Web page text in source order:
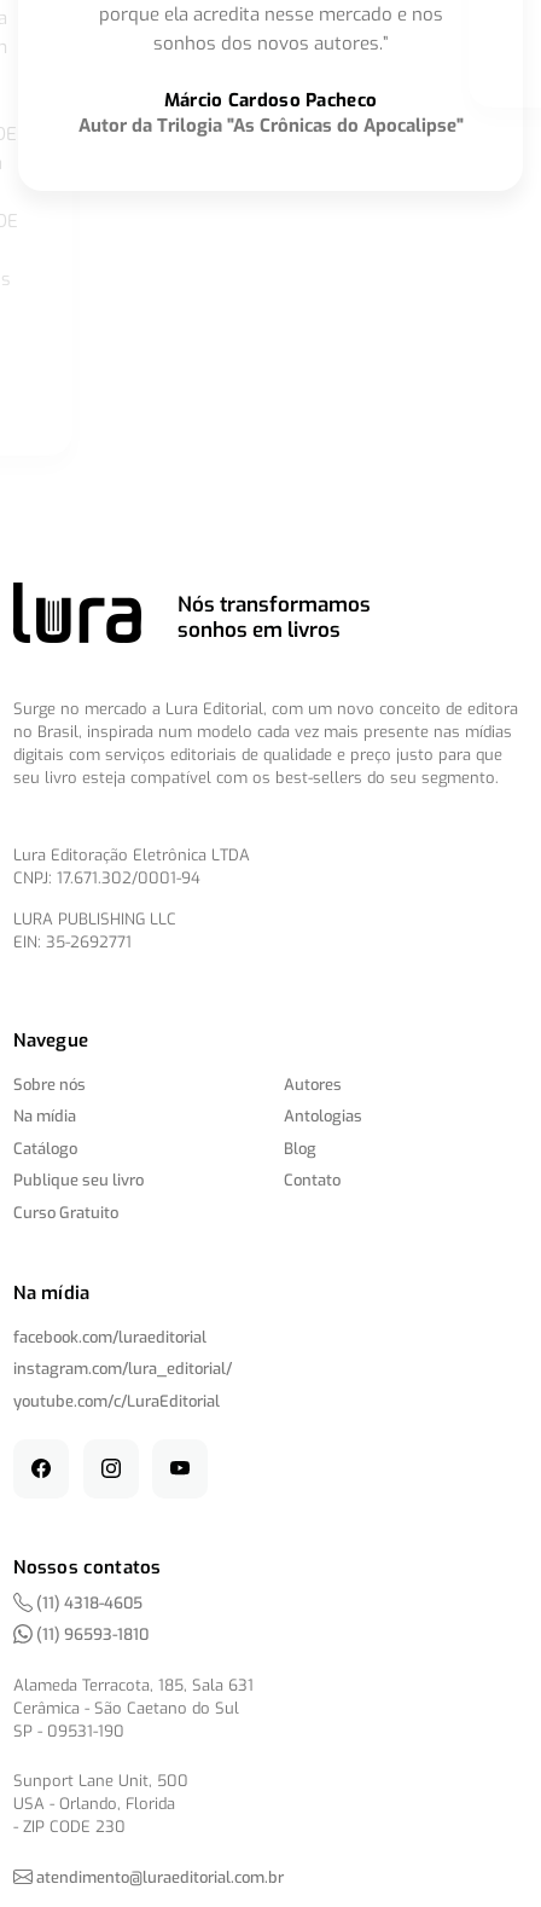
porque ela acredita nesse mercado e nos
sonhos dos novos autores.”
Márcio Cardoso Pacheco
Autor da Trilogia "As Crônicas do Apocalipse"
Nós transformamos
sonhos em livros
Surge no mercado a Lura Editorial, com um novo conceito de editora
no Brasil, inspirada num modelo cada vez mais presente nas mídias
digitais com serviços editoriais de qualidade e preço justo para que
seu livro esteja compatível com os best-sellers do seu segmento.
Lura Editoração Eletrônica LTDA
CNPJ: 17.671.302/0001-94
LURA PUBLISHING LLC
EIN: 35-2692771
Navegue
Sobre nós
Na mídia
Catálogo
Publique seu livro
Curso Gratuito
Autores
Antologias
Blog
Contato
Na mídia
facebook.com/luraeditorial
instagram.com/lura_editorial/
youtube.com/c/LuraEditorial
Nossos contatos
(11) 4318-4605
(11) 96593-1810
Alameda Terracota, 185, Sala 631
Cerâmica - São Caetano do Sul
SP - 09531-190
Sunport Lane Unit, 500
USA - Orlando, Florida
- ZIP CODE 230
atendimento@luraeditorial.com.br